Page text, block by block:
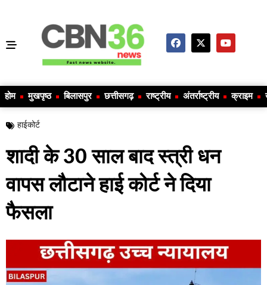
होम मुखपृष्ठ बिलासपुर छत्तीसगढ़ राष्ट्रीय अंतर्राष्ट्रीय क्राइम
हाईकोर्ट
शादी के 30 साल बाद स्त्री धन
वापस लौटाने हाई कोर्ट ने दिया
फैसला